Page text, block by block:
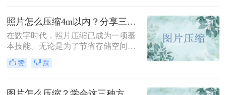
照片怎么压缩4m以内？分享三种实用压缩方法！
在数字时代，照片压缩已成为一项基
本技能。无论是为了节省存储空间，
还是为了加快网页加载速度，将照片
压缩到指定大小都是非常有必要的。
介绍三种常用的照片压缩方法。
赞 踩